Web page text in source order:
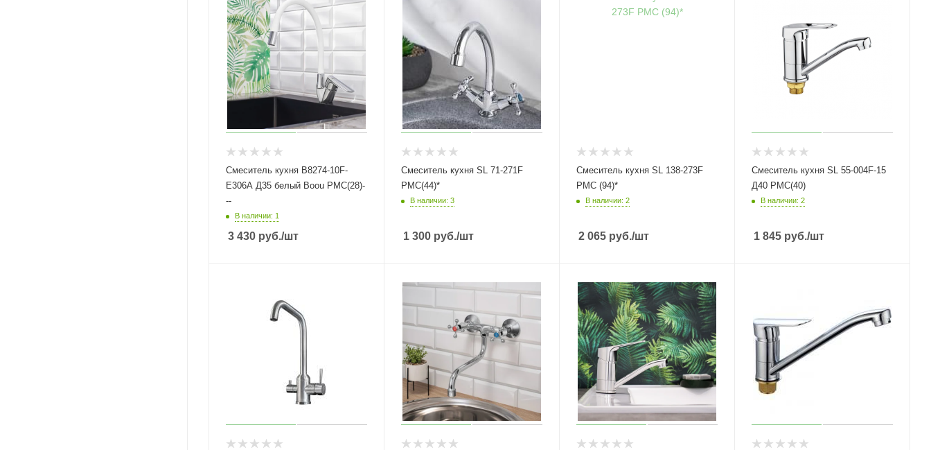
Смеситель кухня B8274-10F-
E306A Д35 белый Boou РМС(28)-
--
В наличии: 1
3 430 руб./шт
Смеситель кухня SL 71-271F
РМС(44)*
В наличии: 3
1 300 руб./шт
Смеситель кухня SL 138-273F
РМС (94)*
В наличии: 2
2 065 руб./шт
Смеситель кухня SL 55-004F-15
Д40 РМС(40)
В наличии: 2
1 845 руб./шт